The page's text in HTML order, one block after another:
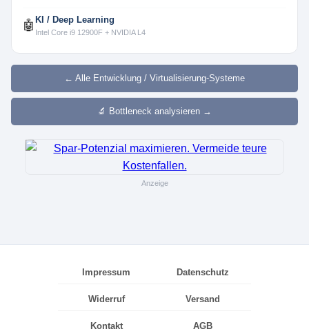
🤖 KI / Deep Learning
Intel Core i9 12900F + NVIDIA L4
← Alle Entwicklung / Virtualisierung-Systeme
🔬 Bottleneck analysieren →
Anzeige
Impressum Datenschutz
Widerruf Versand
Kontakt AGB